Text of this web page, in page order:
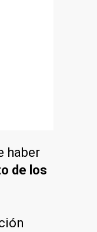
haber
de los